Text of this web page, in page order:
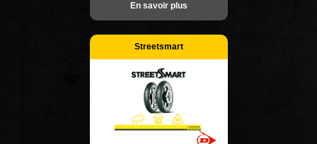
En savoir plus
Streetsmart